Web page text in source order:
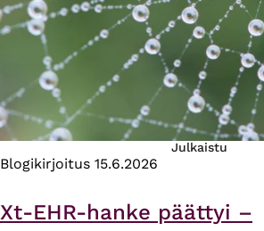
Julkaistu
Blogikirjoitus 15.6.2026
Xt-EHR-hanke päättyi –